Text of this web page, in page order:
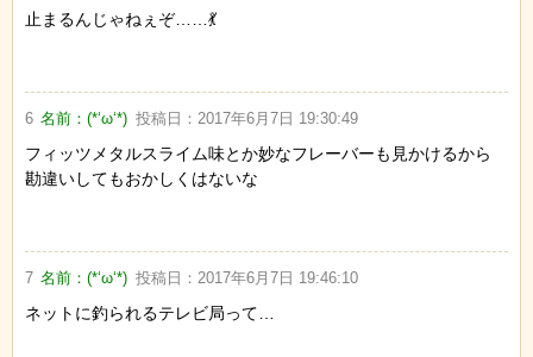
止まるんじゃねぇぞ……💃
6 名前：(*‘ω‘*) 投稿日： 2017年6月7日 19:30:49
フィッツメタルスライム味とか妙なフレーバーも見かけるから
勘違いしてもおかしくはないな
7 名前：(*‘ω‘*) 投稿日： 2017年6月7日 19:46:10
ネットに釣られるテレビ局って…